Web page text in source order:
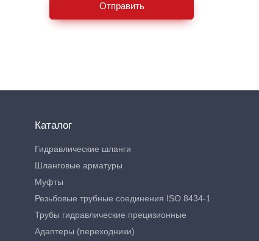
Отправить
Каталог
Гидравлические шланги
Шланговые арматуры
Муфты
Резьбовые трубные соединения ISO 8434-1
Трубы гидравлические прецизионные
Адаптеры (переходники)